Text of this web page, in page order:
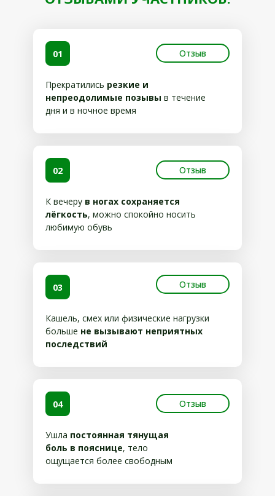
Прекратились резкие и
непреодолимые позывы в течение
дня и в ночное время
01
К вечеру в ногах сохраняется
лёгкость, можно спокойно носить
любимую обувь
02
Кашель, смех или физические нагрузки
больше не вызывают неприятных
последствий
03
Ушла постоянная тянущая
боль в пояснице, тело
ощущается более свободным
04
Отзыв
Отзыв
Отзыв
Отзыв